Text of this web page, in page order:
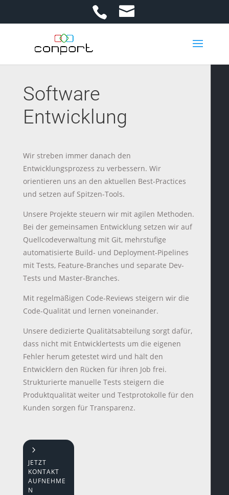
Software
Entwicklung
Wir streben immer danach den
Entwicklungsprozess zu verbessern. Wir
orientieren uns an den aktuellen Best-Practices
und setzen auf Spitzen-Tools.
Unsere Projekte steuern wir mit agilen Methoden.
Bei der gemeinsamen Entwicklung setzen wir auf
Quellcodeverwaltung mit Git, mehrstufige
automatisierte Build- und Deployment-Pipelines
mit Tests, Feature-Branches und separate Dev-
Tests und Master-Branches.
Mit regelmäßigen Code-Reviews steigern wir die
Code-Qualität und lernen voneinander.
Unsere dedizierte Qualitätsabteilung sorgt dafür,
dass nicht mit Entwicklertests um die eigenen
Fehler herum getestet wird und hält den
Entwicklern den Rücken für ihren Job frei.
Strukturierte manuelle Tests steigern die
Produktqualität weiter und Testprotokolle für den
Kunden sorgen für Transparenz.
5
JETZT
KONTAKT
AUFNEHME
N